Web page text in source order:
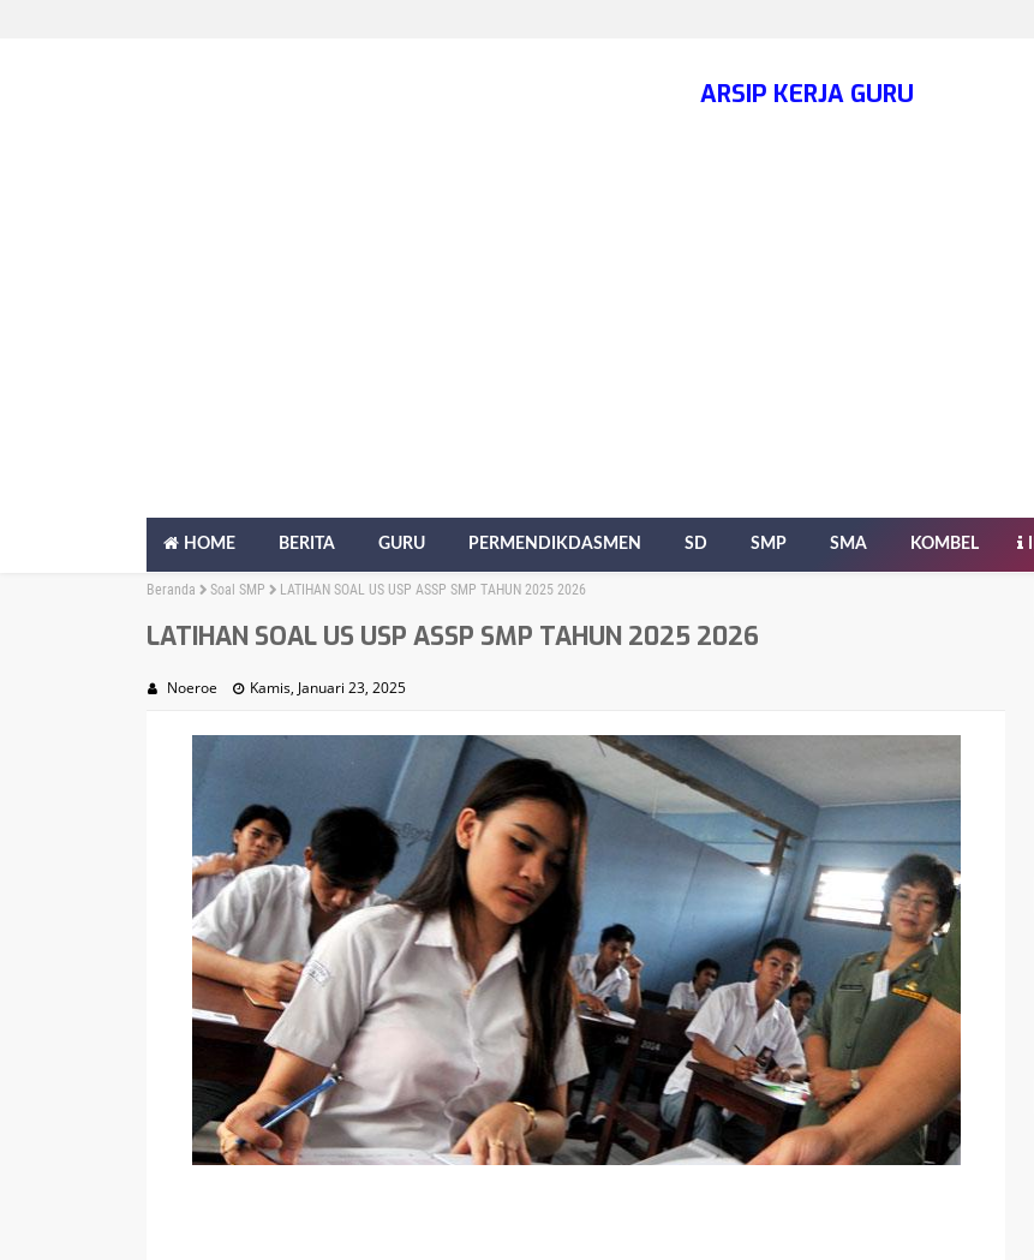
ARSIP KERJA GURU
HOME BERITA GURU PERMENDIKDASMEN SD SMP SMA KOMBEL
Beranda Soal SMP LATIHAN SOAL US USP ASSP SMP TAHUN 2025 2026
LATIHAN SOAL US USP ASSP SMP TAHUN 2025 2026
Noeroe Kamis, Januari 23, 2025